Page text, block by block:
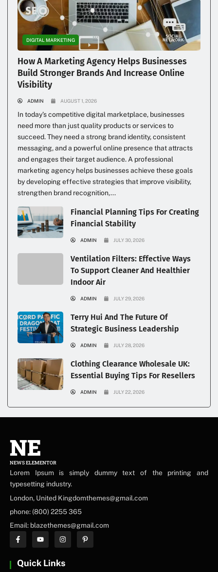
DIGITAL MARKETING
How A Marketing Agency Helps Businesses
Build Stronger Brands And Increase Online
Visibility
ADMIN AUGUST 1, 2026
In today’s competitive digital marketplace, businesses
need more than just quality products or services to
succeed. They need a strong brand identity, consistent
messaging, and a powerful online presence that attracts
and engages their target audience. A professional
marketing agency helps businesses achieve these goals
by developing effective strategies that improve visibility,
strengthen brand recognition,...
Financial Planning Tips For Creating
Financial Stability
ADMIN JULY 30, 2026
Ventilation Filters: Effective Ways
To Support Cleaner And Healthier
Indoor Air
ADMIN JULY 29, 2026
Terry Hui And The Future Of
Strategic Business Leadership
ADMIN JULY 28, 2026
Clothing Clearance Wholesale UK:
Essential Buying Tips For Resellers
ADMIN JULY 22, 2026
NE
NEWS ELEMENTOR
Lorem Ipsum is simply dummy text of the printing and
typesetting industry.
London, United Kingdomthemes@gmail.com
phone: (800) 2255 365
Email: blazethemes@gmail.com
Quick Links